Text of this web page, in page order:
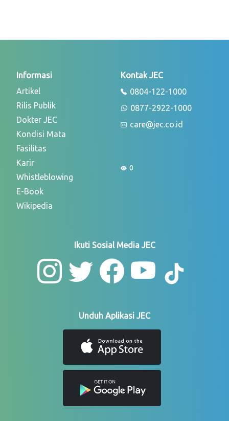
Informasi
Artikel
Rilis Publik
Dokter JEC
Kondisi Mata
Fasilitas
Karir
Whistleblowing
E-Book
Wikipedia
Kontak JEC
0804-122-1000
0877-2922-1000
care@jec.co.id
0
Ikuti Sosial Media JEC
Unduh Aplikasi JEC